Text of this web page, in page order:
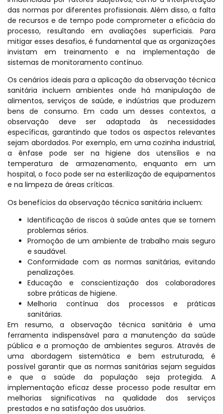
das normas por diferentes profissionais. Além disso, a falta
de recursos e de tempo pode comprometer a eficácia do
processo, resultando em avaliações superficiais. Para
mitigar esses desafios, é fundamental que as organizações
invistam em treinamento e na implementação de
sistemas de monitoramento contínuo.
Os cenários ideais para a aplicação da observação técnica
sanitária incluem ambientes onde há manipulação de
alimentos, serviços de saúde, e indústrias que produzem
bens de consumo. Em cada um desses contextos, a
observação deve ser adaptada às necessidades
específicas, garantindo que todos os aspectos relevantes
sejam abordados. Por exemplo, em uma cozinha industrial,
a ênfase pode ser na higiene dos utensílios e na
temperatura de armazenamento, enquanto em um
hospital, o foco pode ser na esterilização de equipamentos
e na limpeza de áreas críticas.
Os benefícios da observação técnica sanitária incluem:
Identificação de riscos à saúde antes que se tornem
problemas sérios.
Promoção de um ambiente de trabalho mais seguro
e saudável.
Conformidade com as normas sanitárias, evitando
penalizações.
Educação e conscientização dos colaboradores
sobre práticas de higiene.
Melhoria contínua dos processos e práticas
sanitárias.
Em resumo, a observação técnica sanitária é uma
ferramenta indispensável para a manutenção da saúde
pública e a promoção de ambientes seguros. Através de
uma abordagem sistemática e bem estruturada, é
possível garantir que as normas sanitárias sejam seguidas
e que a saúde da população seja protegida. A
implementação eficaz desse processo pode resultar em
melhorias significativas na qualidade dos serviços
prestados e na satisfação dos usuários.